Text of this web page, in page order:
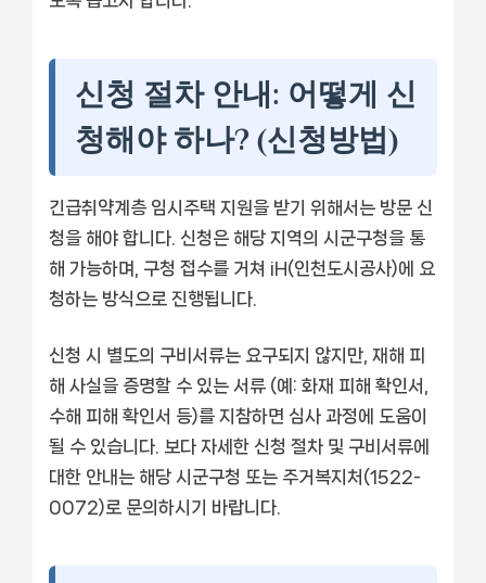
신청 절차 안내: 어떻게 신
청해야 하나? (신청방법)
긴급취약계층 임시주택 지원을 받기 위해서는 방문 신
청을 해야 합니다. 신청은 해당 지역의 시군구청을 통
해 가능하며, 구청 접수를 거쳐 iH(인천도시공사)에 요
청하는 방식으로 진행됩니다.
신청 시 별도의 구비서류는 요구되지 않지만, 재해 피
해 사실을 증명할 수 있는 서류 (예: 화재 피해 확인서,
수해 피해 확인서 등)를 지참하면 심사 과정에 도움이
될 수 있습니다. 보다 자세한 신청 절차 및 구비서류에
대한 안내는 해당 시군구청 또는 주거복지처(1522-
0072)로 문의하시기 바랍니다.